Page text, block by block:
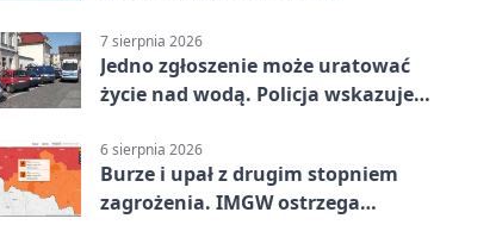
7 sierpnia 2026
Jedno zgłoszenie może uratować
życie nad wodą. Policja wskazuje
6 sierpnia 2026
Burze i upał z drugim stopniem
zagrożenia. IMGW ostrzega